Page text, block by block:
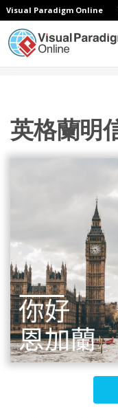
Visual Paradigm Online
英格蘭明